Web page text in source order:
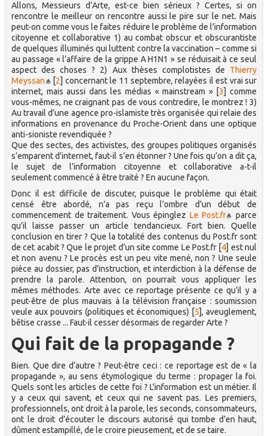
Allons, Messieurs d’Arte, est-ce bien sérieux ? Certes, si on
rencontre le meilleur on rencontre aussi le pire sur le net. Mais
peut-on comme vous le faites réduire le problème de l’information
citoyenne et collaborative 1) au combat obscur et obscurantiste
de quelques illuminés qui luttent contre la vaccination – comme si
au passage « l’affaire de la grippe A H1N1 » se réduisait à ce seul
aspect des choses ? 2) Aux thèses complotistes de Thierry
Meyssan
[2] concernant le 11 septembre, relayées il est vrai sur
internet, mais aussi dans les médias « mainstream »[3] comme
vous-mêmes, ne craignant pas de vous contredire, le montrez ! 3)
Au travail d’une agence pro-islamiste très organisée qui relaie des
informations en provenance du Proche-Orient dans une optique
anti-sioniste revendiquée ?
Que des sectes, des activistes, des groupes politiques organisés
s’emparent d’internet, faut-il s’en étonner ? Une fois qu’on a dit ça,
le sujet de l’information citoyenne et collaborative a-t-il
seulement commencé à être traité ? En aucune façon.
Donc il est difficile de discuter, puisque le problème qui était
censé être abordé, n’a pas reçu l’ombre d’un début de
commencement de traitement. Vous épinglez Le Post.fr
parce
qu’il laisse passer un article tendancieux. Fort bien. Quelle
conclusion en tirer ? Que la totalité des contenus du Post.fr sont
de cet acabit ? Que le projet d’un site comme Le Post.fr[4] est nul
et non avenu ? Le procès est un peu vite mené, non ? Une seule
pièce au dossier, pas d’instruction, et interdiction à la défense de
prendre la parole. Attention, on pourrait vous appliquer les
mêmes méthodes. Arte avec ce reportage présente ce qu’il y a
peut-être de plus mauvais à la télévision française : soumission
veule aux pouvoirs (politiques et économiques) [5], aveuglement,
bêtise crasse ... Faut-il cesser désormais de regarder Arte ?
Qui fait de la propagande ?
Bien. Que dire d’autre ? Peut-être ceci : ce reportage est de « la
propagande », au sens étymologique du terme : propager la foi.
Quels sont les articles de cette foi ? L’information est un métier. Il
y a ceux qui savent, et ceux qui ne savent pas. Les premiers,
professionnels, ont droit à la parole, les seconds, consommateurs,
ont le droit d’écouter le discours autorisé qui tombe d’en haut,
dûment estampillé, de le croire pieusement, et de se taire.